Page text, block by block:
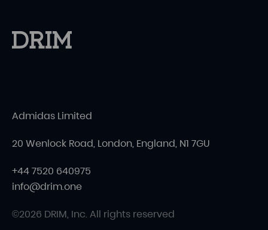
Admidas Limited
20 Wenlock Road, London, England, N1 7GU
+44 7520 640975
info@drim.one
©2026 DRIM, Inc. All rights reserved